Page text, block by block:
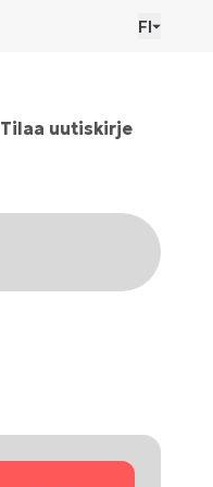
FI
Tilaa uutiskirje